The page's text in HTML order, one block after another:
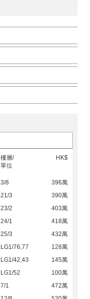
樓層/
單位
HK$
3/8
396萬
21/3
390萬
23/2
403萬
24/1
418萬
25/3
432萬
LG1/76,77
128萬
LG1/42,43
145萬
LG1/52
100萬
7/1
472萬